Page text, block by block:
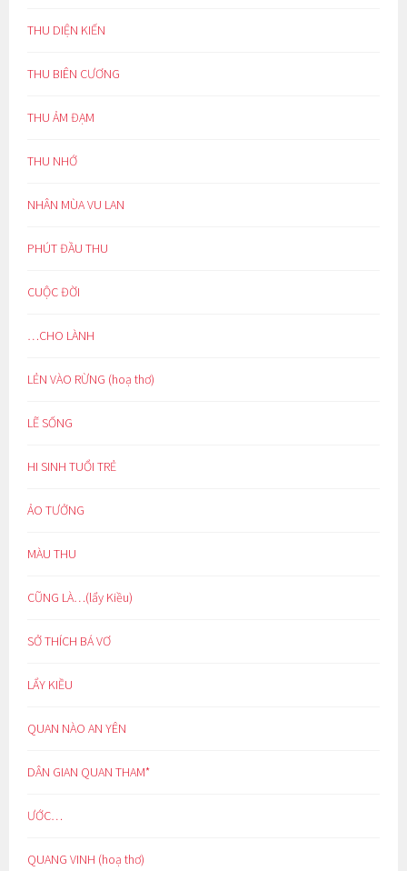
THU DIỆN KIẾN
THU BIÊN CƯƠNG
THU ẢM ĐẠM
THU NHỚ
NHÂN MÙA VU LAN
PHÚT ĐẦU THU
CUỘC ĐỜI
…CHO LÀNH
LẺN VÀO RỪNG (hoạ thơ)
LẼ SỐNG
HI SINH TUỔI TRẺ
ẢO TƯỞNG
MÀU THU
CŨNG LÀ…(lẩy Kiều)
SỞ THÍCH BÁ VƠ
LẨY KIỀU
QUAN NÀO AN YÊN
DÂN GIAN QUAN THAM*
ƯỚC…
QUANG VINH (hoạ thơ)